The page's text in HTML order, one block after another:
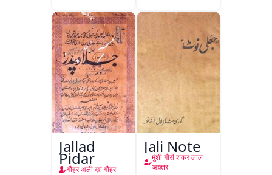
Jallad
Pidar
गौहर अली ख़ां गौहर
Jali Note
मुंशी गौरी शंकर लाल
अख़्तर